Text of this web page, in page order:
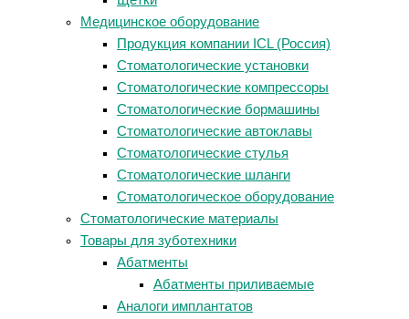
Медицинское оборудование
Продукция компании ICL (Россия)
Стоматологические установки
Стоматологические компрессоры
Стоматологические бормашины
Стоматологические автоклавы
Стоматологические стулья
Стоматологические шланги
Стоматологическое оборудование
Стоматологические материалы
Товары для зуботехники
Абатменты
Абатменты приливаемые
Аналоги имплантатов